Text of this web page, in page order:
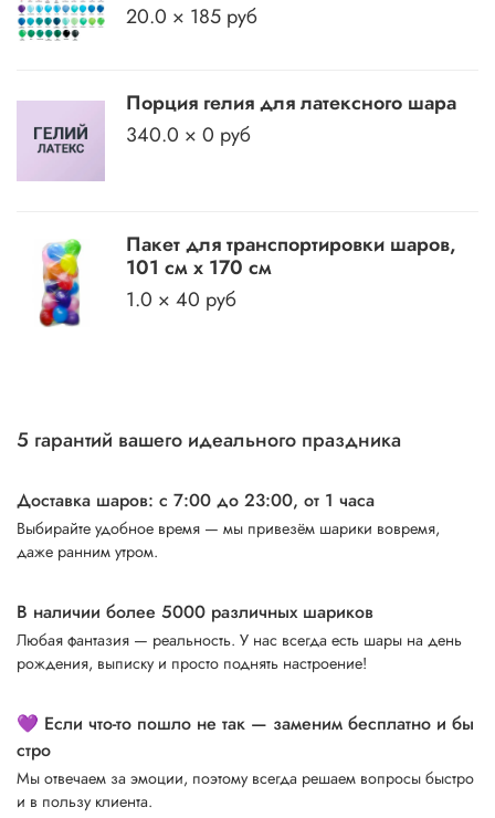
20.0 × 185 руб
Порция гелия для латексного шара
340.0 × 0 руб
Пакет для транспортировки шаров,
101 см х 170 см
1.0 × 40 руб
5 гарантий вашего идеального праздника
Доставка шаров: с 7:00 до 23:00, от 1 часа
Выбирайте удобное время — мы привезём шарики вовремя,
даже ранним утром.
В наличии более 5000 различных шариков
Любая фантазия — реальность. У нас всегда есть шары на день
рождения, выписку и просто поднять настроение!
💜 Если что-то пошло не так — заменим бесплатно и бы
стро
Мы отвечаем за эмоции, поэтому всегда решаем вопросы быстро
и в пользу клиента.